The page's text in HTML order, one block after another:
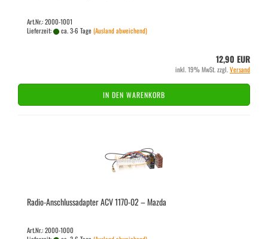
Art.Nr.: 2000-1001
Lieferzeit:
ca. 3-6 Tage(Ausland abweichend)
12,90 EUR
inkl. 19% MwSt. zzgl.Versand
IN DEN WARENKORB
Radio-​​An­schluss­ad­ap­ter ACV 1170-​02 – Mazda
Art.Nr.: 2000-1000